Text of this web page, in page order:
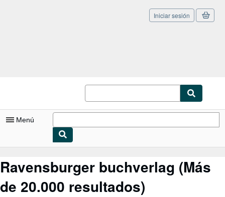
Pasar al contenido principal
Iniciar sesión
Menú
Consultar mis pedidos
Cerrar sesión
Ravensburger buchverlag (Más
de 20.000 resultados)